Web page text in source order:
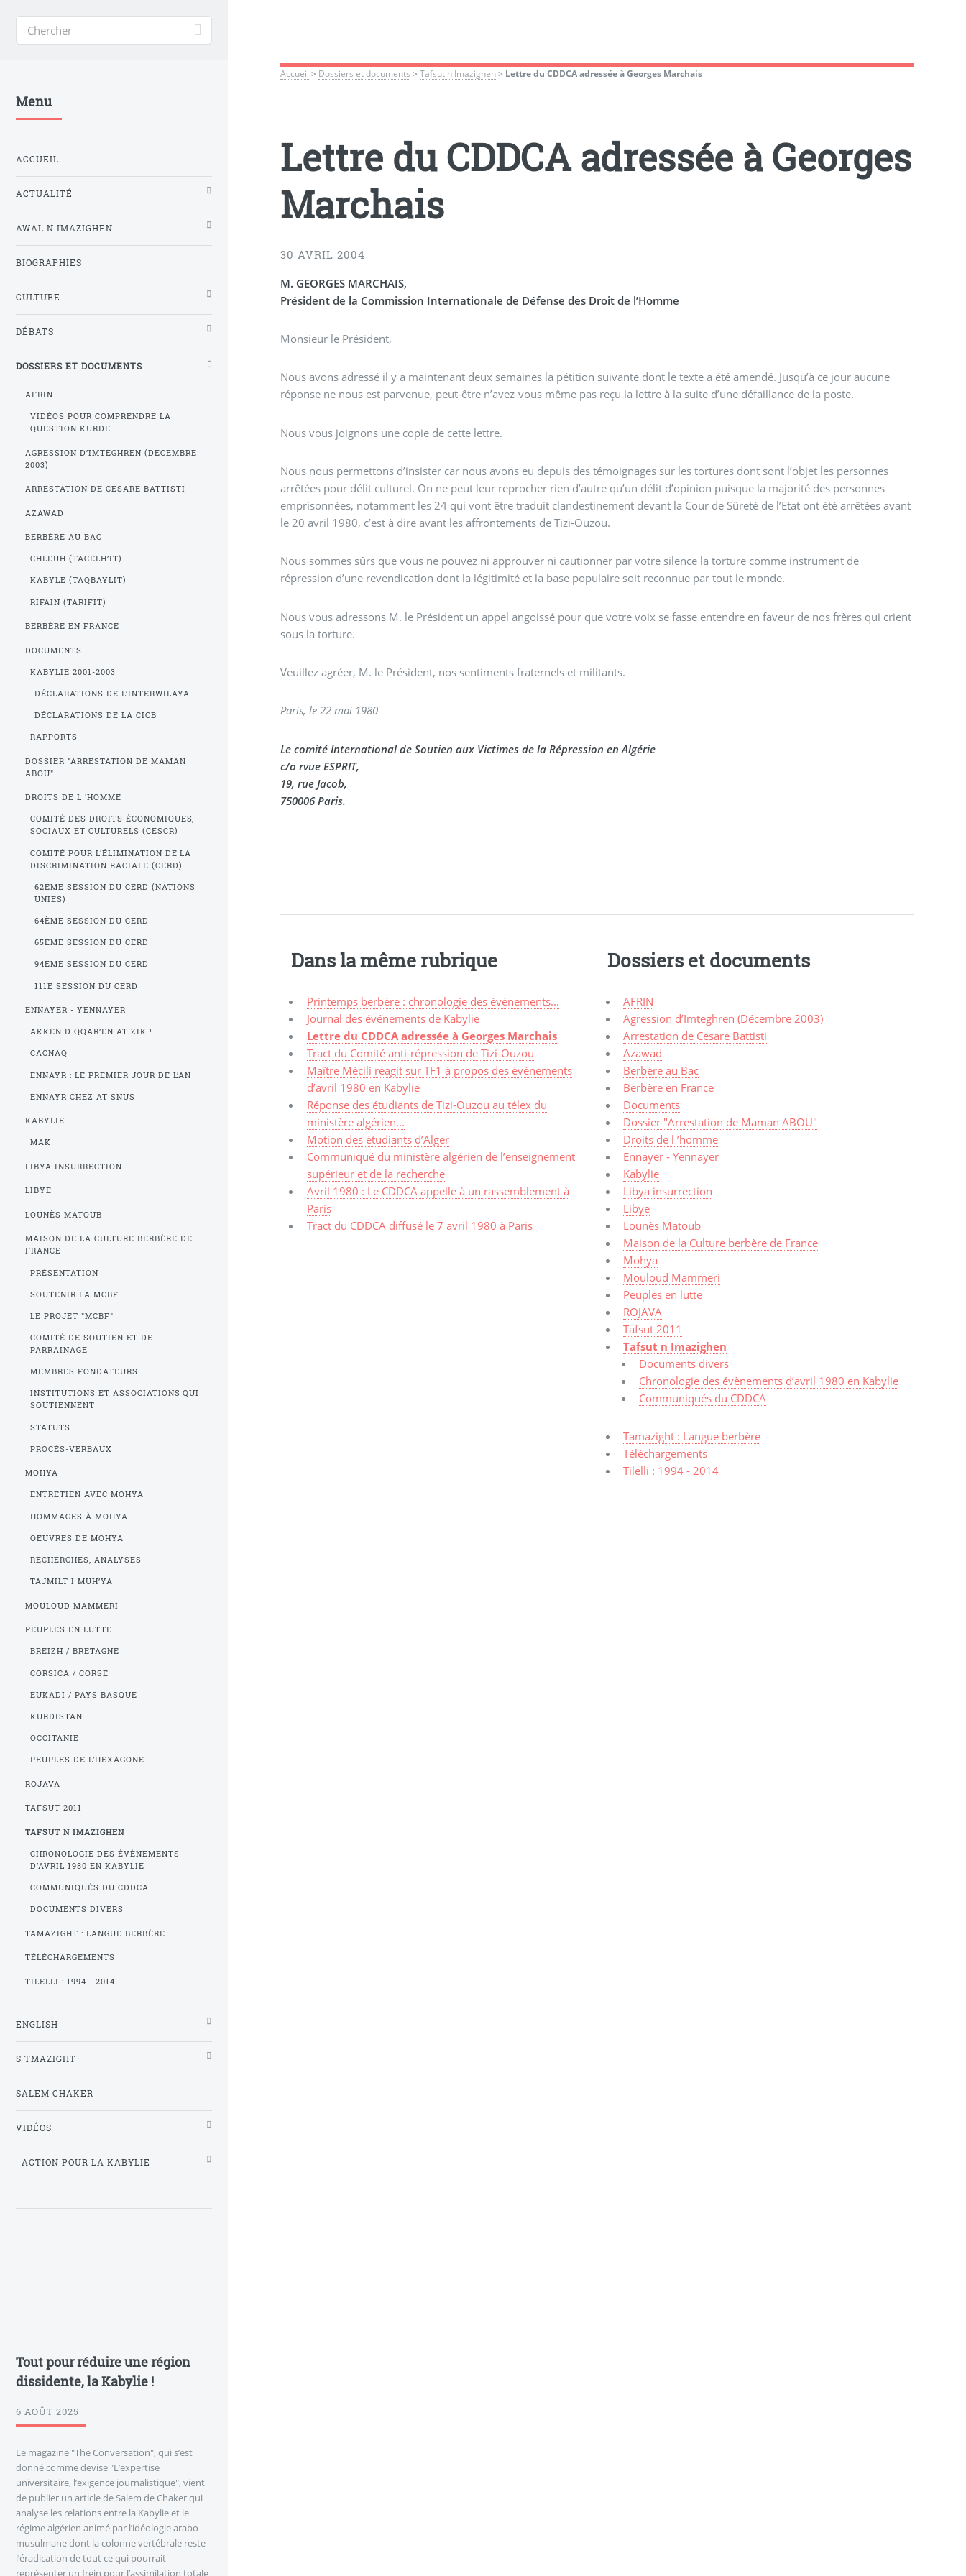
Accueil > Dossiers et documents >Tafsut n Imazighen> Lettre du CDDCA adressée à Georges Marchais
Lettre du CDDCA adressée à Georges
Marchais
30 AVRIL 2004
M. GEORGES MARCHAIS,
Président de la Commission Internationale de Défense des Droit de l’Homme
Monsieur le Président,
Nous avons adressé il y a maintenant deux semaines la pétition suivante dont le texte a été amendé. Jusqu’à ce jour aucune
réponse ne nous est parvenue, peut-être n’avez-vous même pas reçu la lettre à la suite d’une défaillance de la poste.
Nous vous joignons une copie de cette lettre.
Nous nous permettons d’insister car nous avons eu depuis des témoignages sur les tortures dont sont l’objet les personnes
arrêtées pour délit culturel. On ne peut leur reprocher rien d’autre qu’un délit d’opinion puisque la majorité des personnes
emprisonnées, notamment les 24 qui vont être traduit clandestinement devant la Cour de Sûreté de l’Etat ont été arrêtées avant
le 20 avril 1980, c’est à dire avant les affrontements de Tizi-Ouzou.
Nous sommes sûrs que vous ne pouvez ni approuver ni cautionner par votre silence la torture comme instrument de
répression d’une revendication dont la légitimité et la base populaire soit reconnue par tout le monde.
Nous vous adressons M. le Président un appel angoissé pour que votre voix se fasse entendre en faveur de nos frères qui crient
sous la torture.
Veuillez agréer, M. le Président, nos sentiments fraternels et militants.
Paris, le 22 mai 1980
Le comité International de Soutien aux Victimes de la Répression en Algérie
c/o rvue ESPRIT,
19, rue Jacob,
750006 Paris.
Dans la même rubrique
Printemps berbère : chronologie des évènements...
Journal des événements de Kabylie
Lettre du CDDCA adressée à Georges Marchais
Tract du Comité anti-répression de Tizi-Ouzou
Maître Mécili réagit sur TF1 à propos des événements
d’avril 1980 en Kabylie
Réponse des étudiants de Tizi-Ouzou au télex du
ministère algérien...
Motion des étudiants d’Alger
Communiqué du ministère algérien de l’enseignement
supérieur et de la recherche
Avril 1980 : Le CDDCA appelle à un rassemblement à
Paris
Tract du CDDCA diffusé le 7 avril 1980 à Paris
Dossiers et documents
AFRIN
Agression d’Imteghren (Décembre 2003)
Arrestation de Cesare Battisti
Azawad
Berbère au Bac
Berbère en France
Documents
Dossier "Arrestation de Maman ABOU"
Droits de l ’homme
Ennayer - Yennayer
Kabylie
Libya insurrection
Libye
Lounès Matoub
Maison de la Culture berbère de France
Mohya
Mouloud Mammeri
Peuples en lutte
ROJAVA
Tafsut 2011
Tafsut n Imazighen
Documents divers
Chronologie des évènements d’avril 1980 en Kabylie
Communiqués du CDDCA
Tamazight : Langue berbère
Téléchargements
Tilelli : 1994 - 2014
Menu
ACCUEIL
ACTUALITÉ
AWAL N IMAZIGHEN
BIOGRAPHIES
CULTURE
DÉBATS
DOSSIERS ET DOCUMENTS
AFRIN
VIDÉOS POUR COMPRENDRE LA
QUESTION KURDE
AGRESSION D’IMTEGHREN (DÉCEMBRE
2003)
ARRESTATION DE CESARE BATTISTI
AZAWAD
BERBÈRE AU BAC
CHLEUH (TACELH’IT)
KABYLE (TAQBAYLIT)
RIFAIN (TARIFIT)
BERBÈRE EN FRANCE
DOCUMENTS
KABYLIE 2001-2003
DÉCLARATIONS DE L’INTERWILAYA
DÉCLARATIONS DE LA CICB
RAPPORTS
DOSSIER "ARRESTATION DE MAMAN
ABOU"
DROITS DE L ’HOMME
COMITÉ DES DROITS ÉCONOMIQUES,
SOCIAUX ET CULTURELS (CESCR)
COMITÉ POUR L’ÉLIMINATION DE LA
DISCRIMINATION RACIALE (CERD)
62EME SESSION DU CERD (NATIONS
UNIES)
64ÈME SESSION DU CERD
65EME SESSION DU CERD
94ÈME SESSION DU CERD
111E SESSION DU CERD
ENNAYER - YENNAYER
AKKEN D QQAR’EN AT ZIK !
CACNAQ
ENNAYR : LE PREMIER JOUR DE L’AN
ENNAYR CHEZ AT SNUS
KABYLIE
MAK
LIBYA INSURRECTION
LIBYE
LOUNÈS MATOUB
MAISON DE LA CULTURE BERBÈRE DE
FRANCE
PRÉSENTATION
SOUTENIR LA MCBF
LE PROJET "MCBF"
COMITÉ DE SOUTIEN ET DE
PARRAINAGE
MEMBRES FONDATEURS
INSTITUTIONS ET ASSOCIATIONS QUI
SOUTIENNENT
STATUTS
PROCÈS-VERBAUX
MOHYA
ENTRETIEN AVEC MOHYA
HOMMAGES À MOHYA
OEUVRES DE MOHYA
RECHERCHES, ANALYSES
TAJMILT I MUH’YA
MOULOUD MAMMERI
PEUPLES EN LUTTE
BREIZH / BRETAGNE
CORSICA / CORSE
EUKADI / PAYS BASQUE
KURDISTAN
OCCITANIE
PEUPLES DE L’HEXAGONE
ROJAVA
TAFSUT 2011
TAFSUT N IMAZIGHEN
CHRONOLOGIE DES ÉVÈNEMENTS
D’AVRIL 1980 EN KABYLIE
COMMUNIQUÉS DU CDDCA
DOCUMENTS DIVERS
TAMAZIGHT : LANGUE BERBÈRE
TÉLÉCHARGEMENTS
TILELLI : 1994 - 2014
ENGLISH
S TMAZIGHT
SALEM CHAKER
VIDÉOS
_ACTION POUR LA KABYLIE
Tout pour réduire une région
dissidente, la Kabylie !
6 AOÛT 2025
Le magazine "The Conversation", qui s’est
donné comme devise "L’expertise
universitaire, l’exigence journalistique", vient
de publier un article de Salem de Chaker qui
analyse les relations entre la Kabylie et le
régime algérien animé par l’idéologie arabo-
musulmane dont la colonne vertébrale reste
l’éradication de tout ce qui pourrait
représenter un frein pour l’assimilation totale